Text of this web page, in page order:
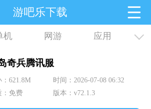
游吧乐下载
机 网游 应用
集
奇兵腾讯服
：621.8M
时间：2026-07-08 06:32
：免费
版本：v72.1.3